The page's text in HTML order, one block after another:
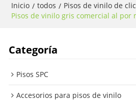
Inicio / todos / Pisos de vinilo de clic
Pisos de vinilo gris comercial al por
Categoría
Pisos SPC
Accesorios para pisos de vinilo